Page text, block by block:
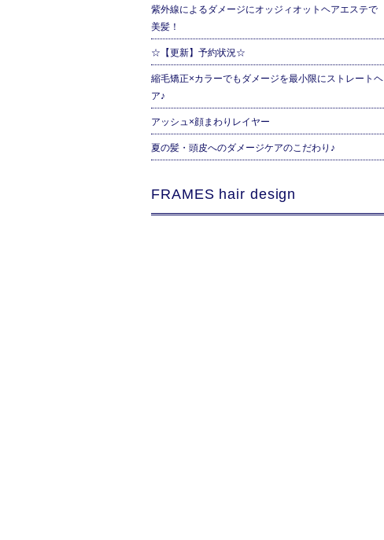
紫外線によるダメージにオッジィオットヘアエステで
美髪！
☆【更新】予約状況☆
縮毛矯正×カラーでもダメージを最小限にストレートヘ
ア♪
アッシュ×顔まわりレイヤー
夏の髪・頭皮へのダメージケアのこだわり♪
FRAMES hair design